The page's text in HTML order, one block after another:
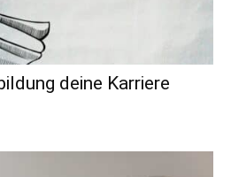
deine Karriere